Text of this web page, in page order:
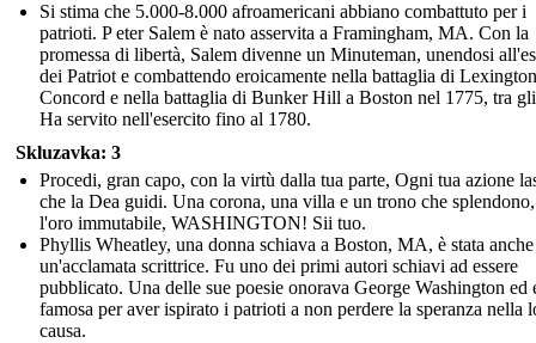
Si stima che 5.000-8.000 afroamericani abbiano combattuto per i
patrioti. P eter Salem è nato asservita a Framingham, MA. Con la
promessa di libertà, Salem divenne un Minuteman, unendosi
dei Patriot e combattendo eroicamente nella battaglia di
Concord e nella battaglia di Bunker Hill a Boston nel 1775, tra
Ha servito nell'esercito fino al 1780.
Skluzavka: 3
Procedi, gran capo, con la virtù dalla tua parte, Ogni tua azione
che la Dea guidi. Una corona, una villa e un trono che
l'oro immutabile, WASHINGTON! Sii tuo.
Phyllis Wheatley, una donna schiava a Boston, MA, è stata anche
un'acclamata scrittrice. Fu uno dei primi autori schiavi ad essere
pubblicato. Una delle sue poesie onorava George Washington ed
famosa per aver ispirato i patrioti a non perdere la speranza nella
causa.